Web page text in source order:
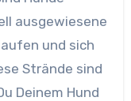
ausgewiesene
und sich
Strände sind
Deinem Hund